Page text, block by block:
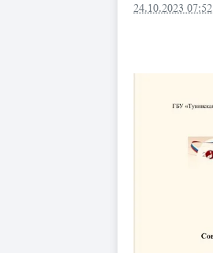
24.10.2023 07:52